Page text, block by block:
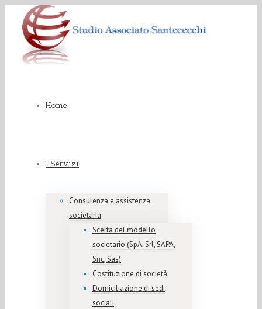
Home
I Servizi
Consulenza e assistenza
societaria
Scelta del modello
societario (SpA, Srl, SAPA,
Snc, Sas)
Costituzione di società
Domiciliazione di sedi
sociali